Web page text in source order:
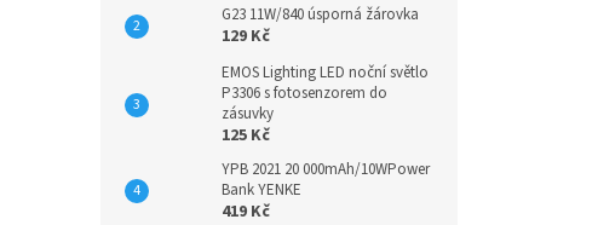
G23 11W/840 úsporná žárovka
129 Kč
EMOS Lighting LED noční světlo
P3306 s fotosenzorem do
zásuvky
125 Kč
YPB 2021 20 000mAh/10WPower
Bank YENKE
419 Kč